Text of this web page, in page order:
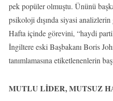
pek popüler olmuştu. Ününü
psikoloji dışında siyasi
Hafta içinde görevini, “haydi
İngiltere eski Başbakanı Boris
tanımlamasına etiketlenenlerin
MUTLU LİDER, MUTSUZ